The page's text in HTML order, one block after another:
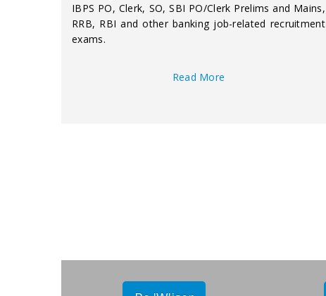
IBPS PO, Clerk, SO, SBI PO/Clerk Prelims and Mains,
RRB, RBI and other banking job-related recruitment
exams.
Read More